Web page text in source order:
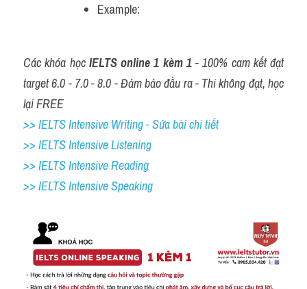
Example:
Các khóa học IELTS online 1 kèm 1 - 100% cam kết đạt
target 6.0 - 7.0 - 8.0 - Đảm bảo đầu ra - Thi không đạt, học
lại FREE
>> IELTS Intensive Writing - Sửa bài chi tiết
>> IELTS Intensive Listening
>> IELTS Intensive Reading
>> IELTS Intensive Speaking